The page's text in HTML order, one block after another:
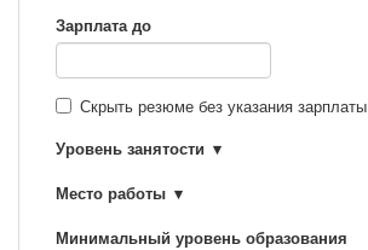
Зарплата до
Скрыть резюме без указания зарплаты
Уровень занятости
Место работы
Минимальный уровень образования